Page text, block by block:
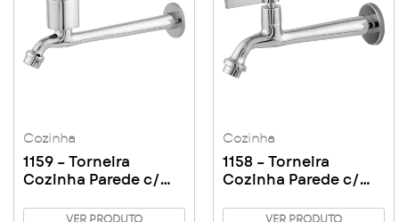
Cozinha
1159 – Torneira
Cozinha Parede c/
VER PRODUTO
Cozinha
1158 – Torneira
Cozinha Parede c/
VER PRODUTO